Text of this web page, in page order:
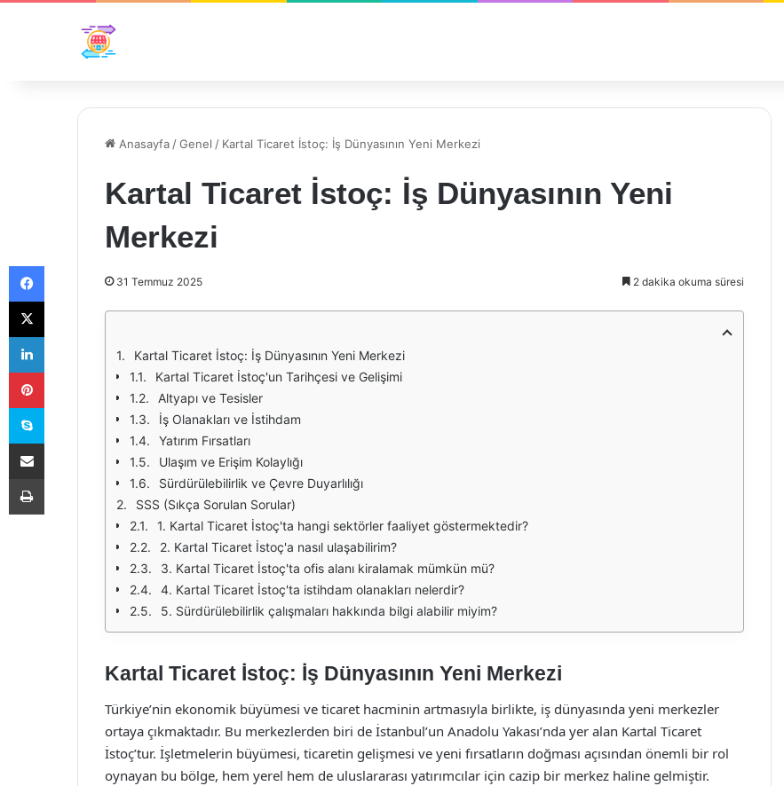
Anasayfa /Genel / Kartal Ticaret İstoç: İş Dünyasının Yeni Merkezi
Kartal Ticaret İstoç: İş Dünyasının Yeni
Merkezi
31 Temmuz 2025 2 dakika okuma süresi
Kartal Ticaret İstoç: İş Dünyasının Yeni Merkezi
Kartal Ticaret İstoç'un Tarihçesi ve Gelişimi
Altyapı ve Tesisler
İş Olanakları ve İstihdam
Yatırım Fırsatları
Ulaşım ve Erişim Kolaylığı
Sürdürülebilirlik ve Çevre Duyarlılığı
SSS (Sıkça Sorulan Sorular)
1. Kartal Ticaret İstoç'ta hangi sektörler faaliyet göstermektedir?
2. Kartal Ticaret İstoç'a nasıl ulaşabilirim?
3. Kartal Ticaret İstoç'ta ofis alanı kiralamak mümkün mü?
4. Kartal Ticaret İstoç'ta istihdam olanakları nelerdir?
5. Sürdürülebilirlik çalışmaları hakkında bilgi alabilir miyim?
Kartal Ticaret İstoç: İş Dünyasının Yeni Merkezi
Türkiye’nin ekonomik büyümesi ve ticaret hacminin artmasıyla birlikte, iş dünyasında yeni merkezler
ortaya çıkmaktadır. Bu merkezlerden biri de İstanbul’un Anadolu Yakası’nda yer alan Kartal Ticaret
İstoç’tur. İşletmelerin büyümesi, ticaretin gelişmesi ve yeni fırsatların doğması açısından önemli bir rol
oynayan bu bölge, hem yerel hem de uluslararası yatırımcılar için cazip bir merkez haline gelmiştir.
Facebook
X
LinkedIn
Pinterest
Skype
E-Posta ile paylaş